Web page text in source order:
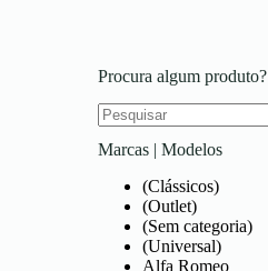
Procura algum produto?
resultados
Marcas | Modelos
(Clássicos)
(Outlet)
(Sem categoria)
(Universal)
Alfa Romeo